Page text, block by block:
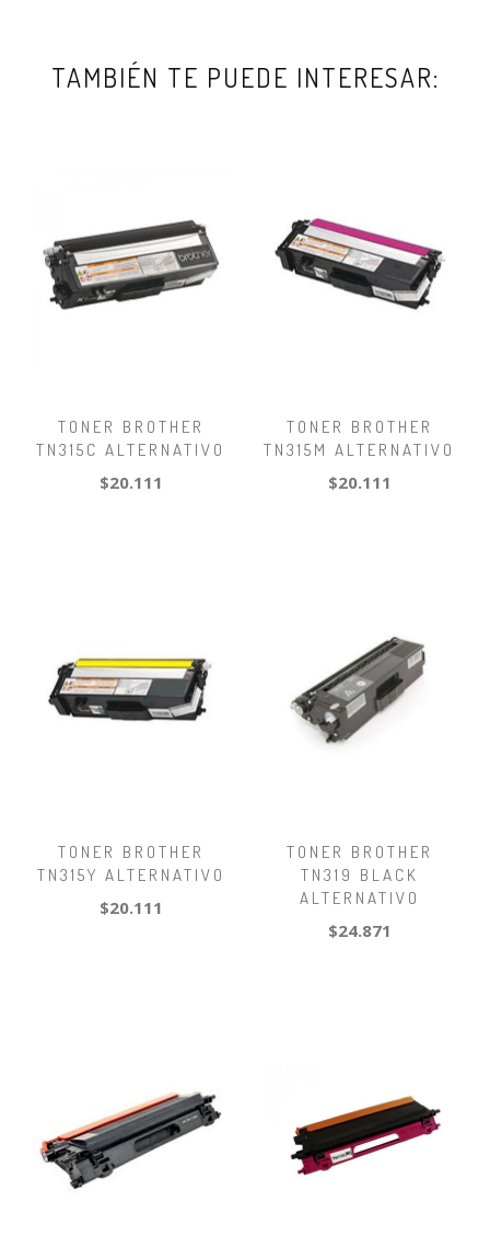
TAMBIÉN TE PUEDE INTERESAR:
TONER BROTHER
TN315C ALTERNATIVO
$20.111
TONER BROTHER
TN315M ALTERNATIVO
$20.111
TONER BROTHER
TN315Y ALTERNATIVO
$20.111
TONER BROTHER
TN319 BLACK
ALTERNATIVO
$24.871